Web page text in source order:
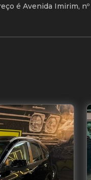
é Avenida Imirim,